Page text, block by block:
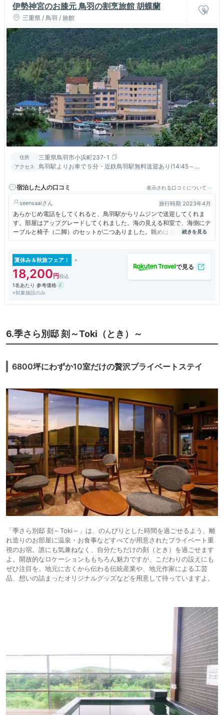
伊勢神宮のお膝元 鳥羽の割烹旅館 胡蝶蘭
三重県 / 鳥羽 / 旅館
住所 三重県鳥羽市小浜町237-1
アクセス
鳥羽駅よりお車で５分・近鉄鳥羽駅無料送迎あり(14:45～
宿泊した人の口コミ
表示される口コミについて
seensaai 旅行時期 2023年4月
あらかじめ電話をしてくれると、鳥羽駅からリムジンで送迎してくれま
す。部屋はアップグレードしてくれました。海の見える和室で、海側にテ
ーブルと椅子（二脚）のセットが二つありました。眺めはまあまあです。
夕食は海鮮を選びました。部屋食だったのですが、食べている途中に追加
という気もしました。冷蔵庫にビールが入っていますが、夕食のビールと
も高すぎ。
大浴場近くにソフトドリンクの自販機があるので、そこに入れて値段を安
くしたほうがよいと思う。
大浴場は露天風呂が一つしかないので、男女入れ替え制です。
め準備して行ったほうがよいと思います。
夏休み＆秋旅フェア！
18,200
1名あたり 参考価格
※対象施設のみ
6.季さら別邸 刻～Toki（とき）～
6800坪にわずか10室だけの贅沢プライベートステイ
「季さら別邸 刻～Toki～」は、のんびりとした時間を過ごせるよう、離
れ造りのお部屋に温泉・お食事などすべてが用意されたプライベート重
視のお宿。誰にも気兼ねなく、自分たちだけの刻（とき）を過ごせます
よ。開放的なロケーションももちろん魅力ですが、こだわりの設えにも
ぜひ注目を。地元に古くから伝わる伝統産業や、地元作家による工芸
品、想いの詰まったオリジナルグッズなどを用意して待っていますよ。